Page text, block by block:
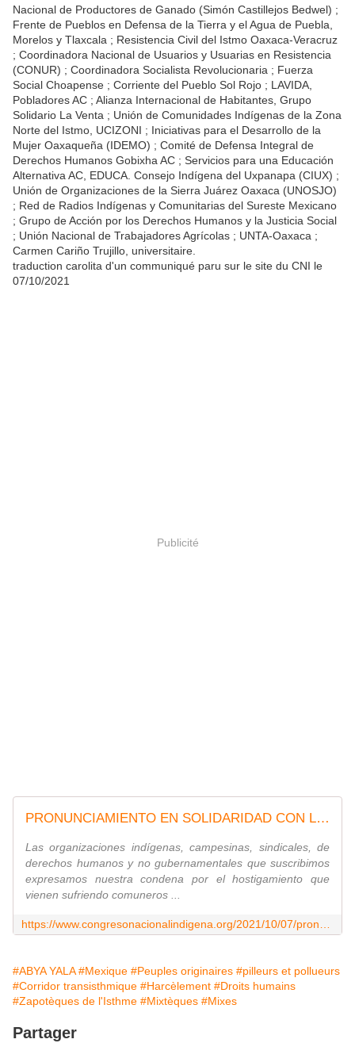
Nacional de Productores de Ganado (Simón Castillejos Bedwel) ;
Frente de Pueblos en Defensa de la Tierra y el Agua de Puebla,
Morelos y Tlaxcala ; Resistencia Civil del Istmo Oaxaca-Veracruz
; Coordinadora Nacional de Usuarios y Usuarias en Resistencia
(CONUR) ; Coordinadora Socialista Revolucionaria ; Fuerza
Social Choapense ; Corriente del Pueblo Sol Rojo ; LAVIDA,
Pobladores AC ; Alianza Internacional de Habitantes, Grupo
Solidario La Venta ; Unión de Comunidades Indígenas de la Zona
Norte del Istmo, UCIZONI ; Iniciativas para el Desarrollo de la
Mujer Oaxaqueña (IDEMO) ; Comité de Defensa Integral de
Derechos Humanos Gobixha AC ; Servicios para una Educación
Alternativa AC, EDUCA. Consejo Indígena del Uxpanapa (CIUX) ;
Unión de Organizaciones de la Sierra Juárez Oaxaca (UNOSJO)
; Red de Radios Indígenas y Comunitarias del Sureste Mexicano
; Grupo de Acción por los Derechos Humanos y la Justicia Social
; Unión Nacional de Trabajadores Agrícolas ; UNTA-Oaxaca ;
Carmen Cariño Trujillo, universitaire.
traduction carolita d'un communiqué paru sur le site du CNI le
07/10/2021
Publicité
PRONUNCIAMIENTO EN SOLIDARIDAD CON LOS PUEBLOS Y ORGANIZACIONES DEL ISTMO - Congreso Nacional Indígena
Las organizaciones indígenas, campesinas, sindicales, de
derechos humanos y no gubernamentales que suscribimos
expresamos nuestra condena por el hostigamiento que
vienen sufriendo comuneros ...
#ABYA YALA #Mexique #Peuples originaires #pilleurs et pollueurs
#Corridor transisthmique #Harcèlement #Droits humains
#Zapotèques de l'Isthme #Mixtèques #Mixes
Partager